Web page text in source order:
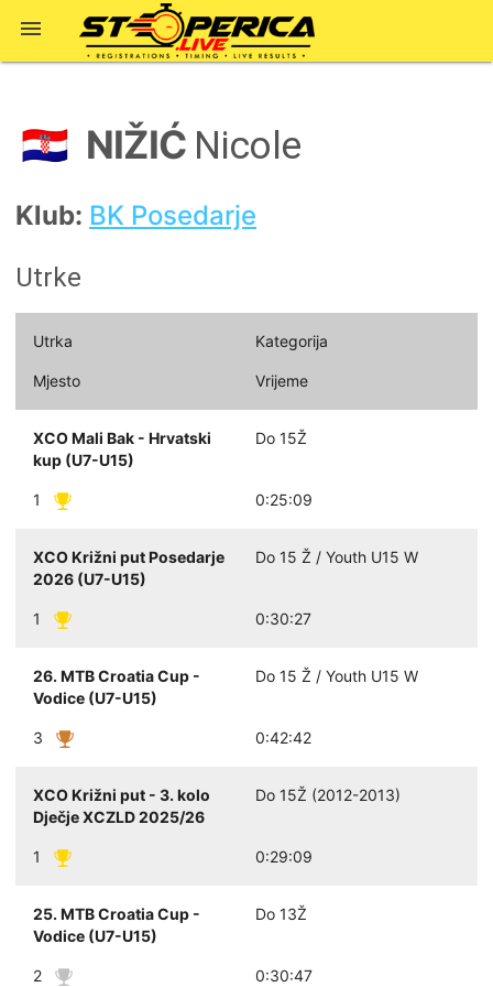

🇭🇷 NIŽIĆ Nicole
Klub: BK Posedarje
Utrke
Utrka Kategorija
Mjesto Vrijeme
XCO Mali Bak - Hrvatski
kup (U7-U15)
Do 15Ž
1 0:25:09
XCO Križni put Posedarje
2026 (U7-U15)
Do 15 Ž / Youth U15 W
1 0:30:27
26. MTB Croatia Cup -
Vodice (U7-U15)
Do 15 Ž / Youth U15 W
3 0:42:42
XCO Križni put - 3. kolo
Dječje XCZLD 2025/26
Do 15Ž (2012-2013)
1 0:29:09
25. MTB Croatia Cup -
Vodice (U7-U15)
Do 13Ž
2 0:30:47